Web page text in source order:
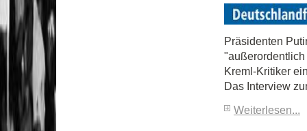
Präsidenten
Kreml-Kritiker
Das Interview
Weiterlesen...